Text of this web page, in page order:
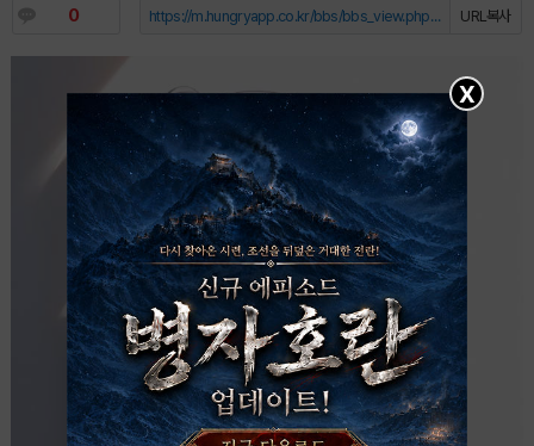
0 URL복사
https://m.hungryapp.co.kr/bbs/bbs_view.php?durl=Y...
X